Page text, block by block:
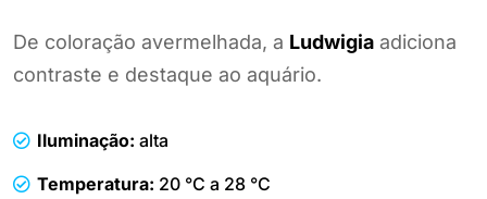
De coloração avermelhada, a Ludwigia adiciona
contraste e destaque ao aquário.
Iluminação: alta
Temperatura: 20 °C a 28 °C